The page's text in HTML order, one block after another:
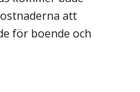
att
för boende och